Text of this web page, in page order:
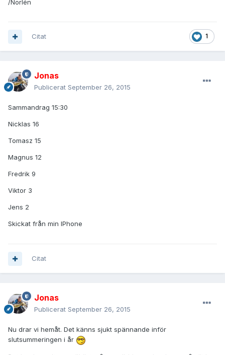
/Norlén
1
Citat
Jonas
Publicerat September 26, 2015
Sammandrag 15:30
Nicklas 16
Tomasz 15
Magnus 12
Fredrik 9
Viktor 3
Jens 2
Skickat från min IPhone
Citat
Jonas
Publicerat September 26, 2015
Nu drar vi hemåt. Det känns sjukt spännande inför
slutsummeringen i år